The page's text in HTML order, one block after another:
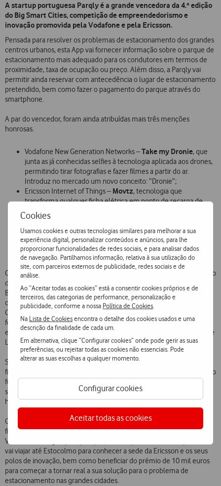
Cookies
Usamos cookies e outras tecnologias similares para melhorar a sua
experiência digital, personalizar conteúdos e anúncios, para lhe
proporcionar funcionalidades de redes sociais, e para analisar dados
de navegação. Partilhamos informação, relativa à sua utilização do
site, com parceiros externos de publicidade, redes sociais e de
análise.
Ao “Aceitar todas as cookies” está a consentir cookies próprios e de
terceiros, das categorias de performance, personalização e
publicidade, conforme a nossa Política de Cookies
Na Lista de Cookiesencontra o detalhe dos cookies usados e uma
descrição da finalidade de cada um.
Em alternativa, clique “Configurar cookies” onde pode gerir as suas
preferências, ou rejeitar todas as cookies não essenciais. Pode
alterar as suas escolhas a qualquer momento.
Configurar cookies
Aceitar todas as cookies
A startup portuguesa Parqly é a grande vencedora da 4.ª edição
do Big Smart Cities, competição de empreendedorismo e
inovação promovida pela Vodafone e pela Ericsson.
Pensada para resolver os problemas de estacionamento dos grandes
centros urbanos, esta App vai fornecer informação sobre o parque de
estacionamento mais adequado para os condutores em termos de
proximidade, taxa de ocupação ou preço. Além disso, a Parqly vai
permitir ainda reservar com antecedência o lugar de estacionamento
pretendido, bem como fazer o pagamento do parque através do
smartphone.
A par do vencedor, foram ainda atribuídas mais três menções
honrosas.
Vodafone New Generation Networks –Take my Dronie, que
junta as já conhecidas selfies à tecnologia aplicada aos drones,
permitindo tirar fotografias e fazer filmes a partir do ar.
Introduz no mercado um novo conceito: “Dronie”;
Ericsson Internet of Things – Movtz, tecnologia que
transforma qualquer ficha elétrica em ponto de recarga de
veículos elétricos;
Prémio do Público –
permite aos ciclistas indicar com antecedência a sua intenção
de virar e travar, contribuindo para a redução de acidentes
envolvendo ciclistas.
Criada em 2013 para captar ideias tecnológicas que visam melhorar o
dia a dia de quem vive, trabalha ou visita uma cidade, a 4.ª edição do
Big Smart Cities foi, até à data, a que registrou o maior número de
candidaturas de sempre, com a participação de mais de 230 equipas.
Os 20 finalistas que ontem lutaram pelo reconhecimento do júri
foram apurados por inscrições online, mas também em vários
eventos realizados durante o mês de abril no Porto, Évora, Coimbra e
Lisboa.
Seguiu-se um período de dois meses de pré-aceleração das ideias
finalistas, com cada equipa a aprofundar a sua visão para as cidades do
futuro, contribuindo para que se tornem mais inteligentes, mais
sustentáveis, mais promotoras de qualidade de vida para os seus
habitantes, trabalhadores e visitantes.
Com a vitória na Final de ontem, no Teatro Thalia, a Parqly vai agora
ficar incubada no Vodafone Power Lab, ‘laboratório’ de inovação da
Vodafone Portugal que apoia projetos empreendedores. A par disso,
vai viajar até Estocolmo para conhecer a sede da Ericsson e os seus
polos de inovação, bem como beneficiar do prémio de 10 mil euros
para começar a tornar real a sua solução para o problema de
estacionamento nas grandes cidades.